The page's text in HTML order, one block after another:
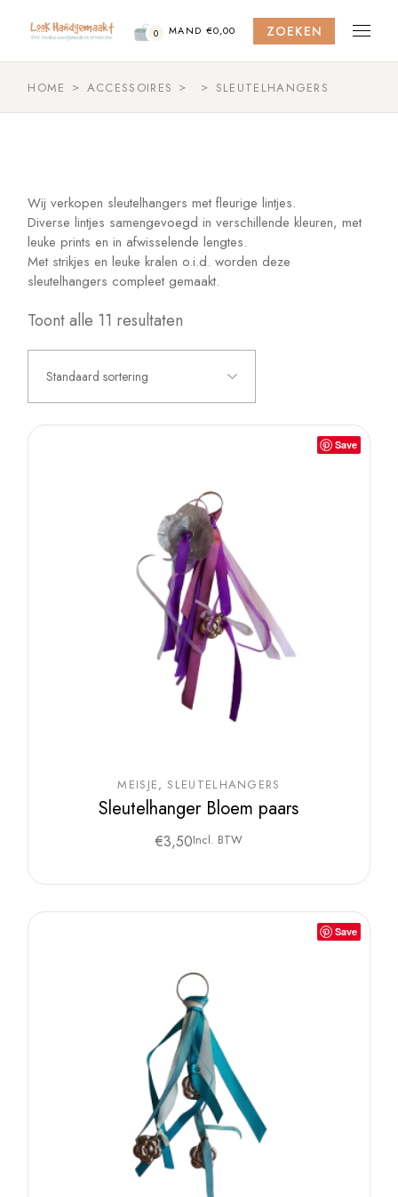
content
0 MAND €0,00 ZOEKEN
HOME ACCESSOIRES SLEUTELHANGERS
Wij verkopen sleutelhangers met fleurige lintjes.
Diverse lintjes samengevoegd in verschillende kleuren, met
leuke prints en in afwisselende lengtes.
Met strikjes en leuke kralen o.i.d. worden deze
sleutelhangers compleet gemaakt.
Toont alle 11 resultaten
Standaard sortering
Save
MEISJE SLEUTELHANGERS
Sleutelhanger Bloem paars
€3,50Incl. BTW
Save